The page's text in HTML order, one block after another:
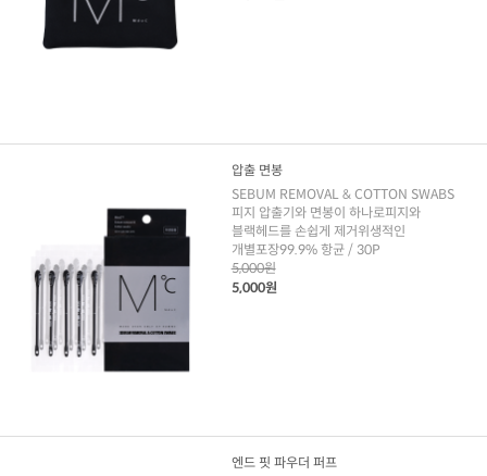
압출 면봉
SEBUM REMOVAL & COTTON SWABS
피지 압출기와 면봉이 하나로피지와
블랙헤드를 손쉽게 제거위생적인
개별포장99.9% 항균 / 30P
5,000원
5,000원
엔드 핏 파우더 퍼프